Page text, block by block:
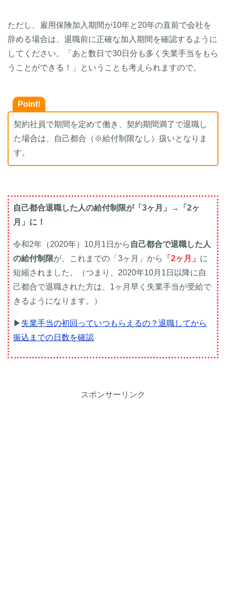
ただし、雇用保険加入期間が10年と20年の直前で会社を
辞める場合は、退職前に正確な加入期間を確認するように
してください。「あと数日で30日分も多く失業手当をもら
うことができる！」ということも考えられますので。
Point!
契約社員で期間を定めて働き、契約期間満了で退職し
た場合は、自己都合（※給付制限なし）扱いとなりま
す。
自己都合退職した人の給付制限が「3ヶ月」→「2ヶ
月」に！
令和2年（2020年）10月1日から 自己都合で退職した人
の給付制限が、これまでの「3ヶ月」から 「2ヶ月」 に
短縮されました。（つまり、2020年10月1日以降に自
己都合で退職された方は、1ヶ月早く失業手当が受給で
きるようになります。）
▶ 失業手当の初回っていつもらえるの？退職してから
振込までの日数を確認
スポンサーリンク